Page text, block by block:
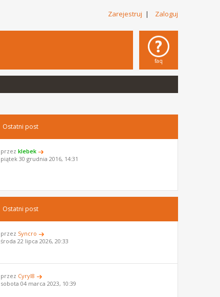
Zarejestruj | Zaloguj
faq
Ostatni post
przezklebek
piątek 30 grudnia 2016, 14:31
Ostatni post
przez Syncro
środa 22 lipca 2026, 20:33
przez Cyryl8
sobota 04 marca 2023, 10:39